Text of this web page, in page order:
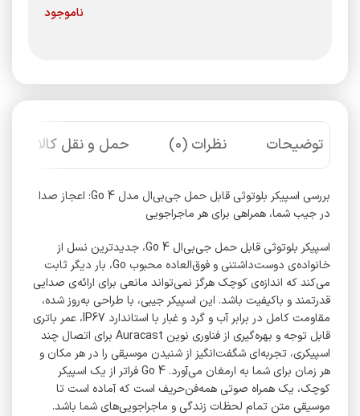
ناموجود
توضیحات نظرات (0) حمل و نقل کالا
بررسی اسپیکر بلوتوثی قابل حمل جی‌بی‌ال مدل Go 4: اعجاز صدا
در جیب شما، همراهی برای هر ماجراجویی
اسپیکر بلوتوثی قابل حمل جی‌بی‌ال Go 4، جدیدترین نسل از
خانواده‌ی دوست‌داشتنی و فوق‌العاده محبوب Go، بار دیگر ثابت
می‌کند که اندازه‌ی کوچک هرگز نمی‌تواند مانعی برای ارائه‌ی صدایی
قدرتمند و باکیفیت باشد. این اسپیکر جیبی، با طراحی به‌روز شده،
مقاومت کامل در برابر آب و گرد و غبار با استاندارد IP67، عمر باتری
قابل توجه و بهره‌گیری از فناوری نوین Auracast برای اتصال چند
اسپیکری، تجربه‌ای شگفت‌انگیز از شنیدن موسیقی را در هر مکان و
هر زمان برای شما به ارمغان می‌آورد. Go 4 فراتر از یک اسپیکر
کوچک، یک همراه صوتی همه‌فن‌حریف است که آماده است تا
موسیقی متن تمام لحظات زندگی و ماجراجویی‌های شما باشد.